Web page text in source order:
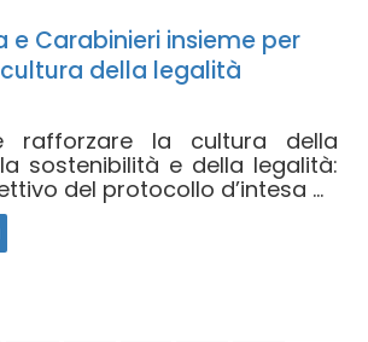
e Carabinieri insieme per
della legalità
rafforzare la cultura della
sostenibilità e della legalità:
del protocollo d’intesa ...